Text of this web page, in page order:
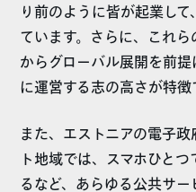
り前のように皆が起業し
ています。さらに、これ
からグローバル展開を前
に運営する志の高さが特徴
また、エストニアの電子
ト地域では、スマホひと
るなど、あらゆる公共サ